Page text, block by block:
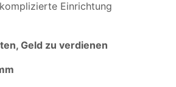
Einrichtung
Geld zu verdienen